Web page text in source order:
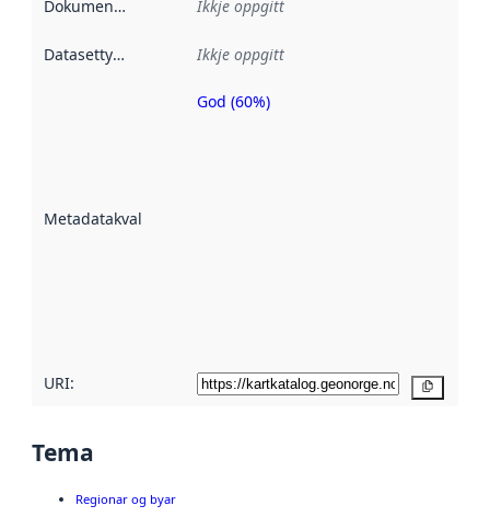
Dokumentasjon Ikkje oppgitt
Datasettype Ikkje oppgitt
Metadatakvalitet
Metadatakvalitet
God (60%)
URI:
Tema
Regionar og byar